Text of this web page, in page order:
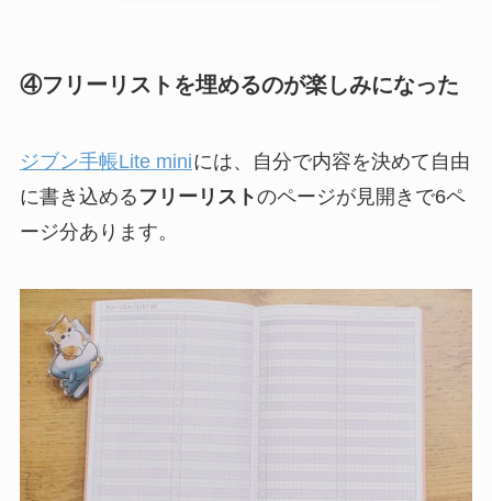
④フリーリストを埋めるのが楽しみになった
ジブン手帳Lite miniには、自分で内容を決めて自由
に書き込める フリーリストのページが見開きで6ペ
ージ分あります。